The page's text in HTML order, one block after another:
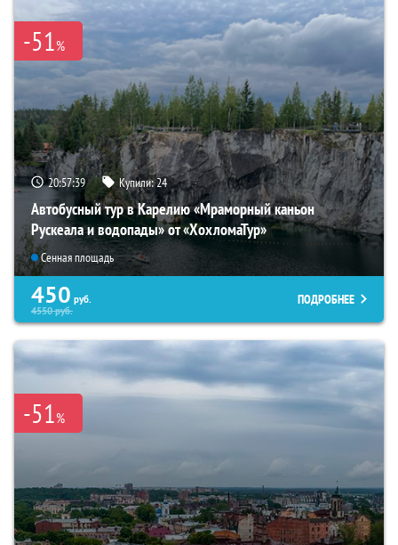
-51%
20:57:37 Купили:24
Автобусный тур в Карелию «Мраморный каньон
Рускеала и водопады» от «ХохломаТур»
Сенная площадь
450 руб.
4550руб.
ПОДРОБНЕЕ
-51%